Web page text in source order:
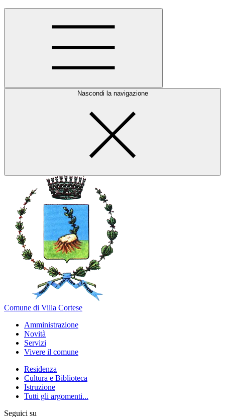
Nascondi la navigazione
Comune di Villa Cortese
Amministrazione
Novità
Servizi
Vivere il comune
Residenza
Cultura e Biblioteca
Istruzione
Tutti gli argomenti...
Seguici su